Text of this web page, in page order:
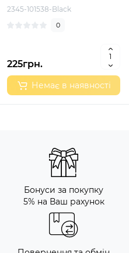
2345-101538-Black
0
225грн.
Немає в наявності
Бонуси за покупку
5% на Ваш рахунок